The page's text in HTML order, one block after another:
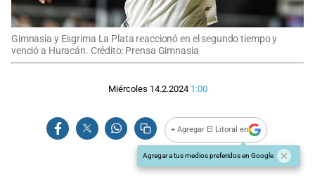
Gimnasia y Esgrima La Plata reaccionó en el segundo tiempo y
venció a Huracán. Crédito: Prensa Gimnasia
Miércoles 14.2.2024 1:00
+ Agregar El Litoral en
Agregar a tus medios preferidos en Google